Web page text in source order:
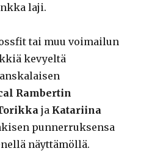
laji.
tai muu voimailun
kevyeltä
Rambertin
ja Katariina
punnerruksensa
näyttämöllä.